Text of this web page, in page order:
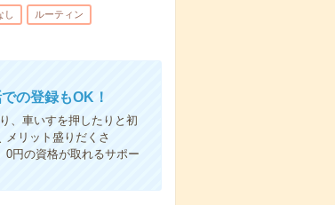
し ルーティン
の登録もOK！
、車いすを押したりと初
メリット盛りだくさ
円の資格が取れるサポー